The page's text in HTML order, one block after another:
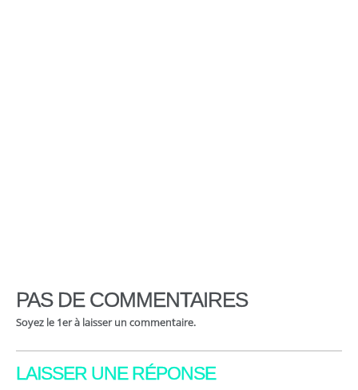
PAS DE COMMENTAIRES
Soyez le 1er à laisser un commentaire.
LAISSER UNE RÉPONSE